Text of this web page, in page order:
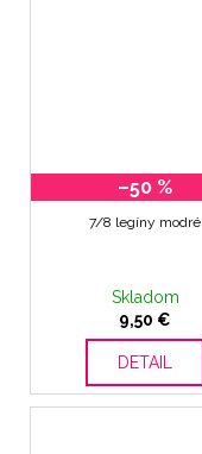
–50 %
7/8 legíny modré
Skladom
9,50 €
DETAIL